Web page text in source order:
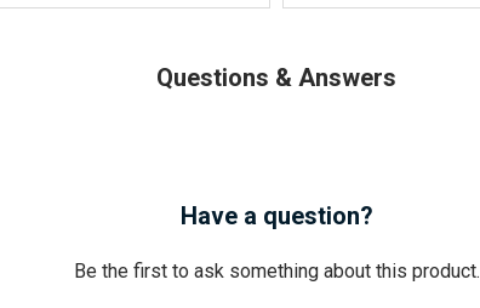
Questions & Answers
Have a question?
Be the first to ask something about this product.